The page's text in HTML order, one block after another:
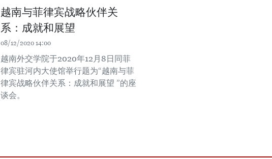
越南与菲律宾战略伙伴关
系：成就和展望
08/12/2020 14:00
越南外交学院于2020年12月8日同菲
律宾驻河内大使馆举行题为“越南与菲
律宾战略伙伴关系：成就和展望 ”的座
谈会。